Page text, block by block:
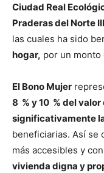
Ciudad Real
Praderas del Norte
las cuales ha sido
hogar, por un monto
El Bono Mujer
8 % y 10 % del
significativamente
beneficiarias. Así se
más accesibles y
vivienda digna y